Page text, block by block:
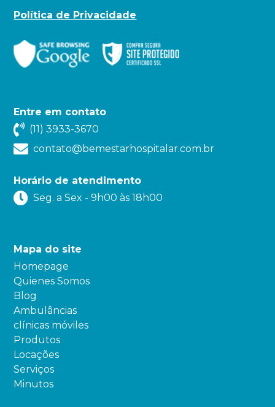
Política de Privacidade
Entre em contato
(11) 3933-3670
contato@bemestarhospitalar.com.br
Horário de atendimento
Seg. a Sex - 9h00 às 18h00
Mapa do site
Homepage
Quienes Somos
Blog
Ambulâncias
clínicas móviles
Produtos
Locações
Serviços
Minutos